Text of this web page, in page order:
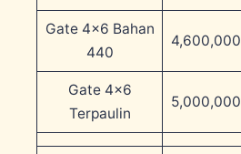
Gate 4×6 Bahan
440
4,600,000
Gate 4×6
Terpaulin
5,000,000